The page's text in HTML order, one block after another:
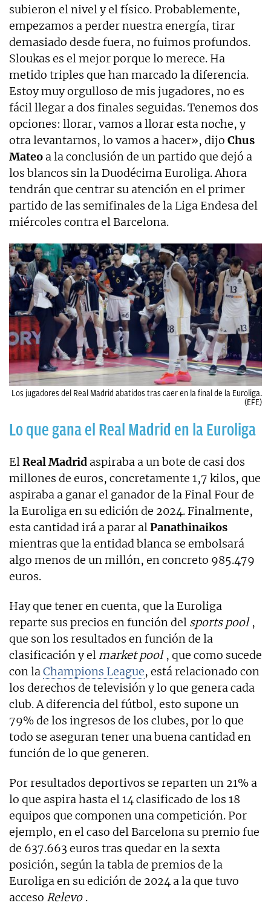
subieron el nivel y el físico. Probablemente,
empezamos a perder nuestra energía, tirar
demasiado desde fuera, no fuimos profundos.
Sloukas es el mejor porque lo merece. Ha
metido triples que han marcado la diferencia.
Estoy muy orgulloso de mis jugadores, no es
fácil llegar a dos finales seguidas. Tenemos dos
opciones: llorar, vamos a llorar esta noche, y
otra levantarnos, lo vamos a hacer», dijo Chus
Mateo a la conclusión de un partido que dejó a
los blancos sin la Duodécima Euroliga. Ahora
tendrán que centrar su atención en el primer
partido de las semifinales de la Liga Endesa del
miércoles contra el Barcelona.
Los jugadores del Real Madrid abatidos tras caer en la final de la Euroliga.
(EFE)
Lo que gana el Real Madrid en la Euroliga
ElReal Madrid aspiraba a un bote de casi dos
millones de euros, concretamente 1,7 kilos, que
aspiraba a ganar el ganador de la Final Four de
la Euroliga en su edición de 2024. Finalmente,
esta cantidad irá a parar alPanathinaikos
mientras que la entidad blanca se embolsará
algo menos de un millón, en concreto 985.479
euros.
Hay que tener en cuenta, que la Euroliga
reparte sus precios en función del sports pool ,
que son los resultados en función de la
clasificación y el market pool , que como sucede
con laChampions League, está relacionado con
los derechos de televisión y lo que genera cada
club. A diferencia del fútbol, esto supone un
79% de los ingresos de los clubes, por lo que
todo se aseguran tener una buena cantidad en
función de lo que generen.
Por resultados deportivos se reparten un 21% a
lo que aspira hasta el 14 clasificado de los 18
equipos que componen una competición. Por
ejemplo, en el caso del Barcelona su premio fue
de 637.663 euros tras quedar en la sexta
posición, según la tabla de premios de la
Euroliga en su edición de 2024 a la que tuvo
acceso Relevo .